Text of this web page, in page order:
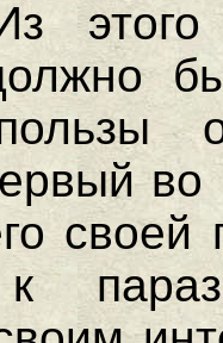
Из
во
своей
к